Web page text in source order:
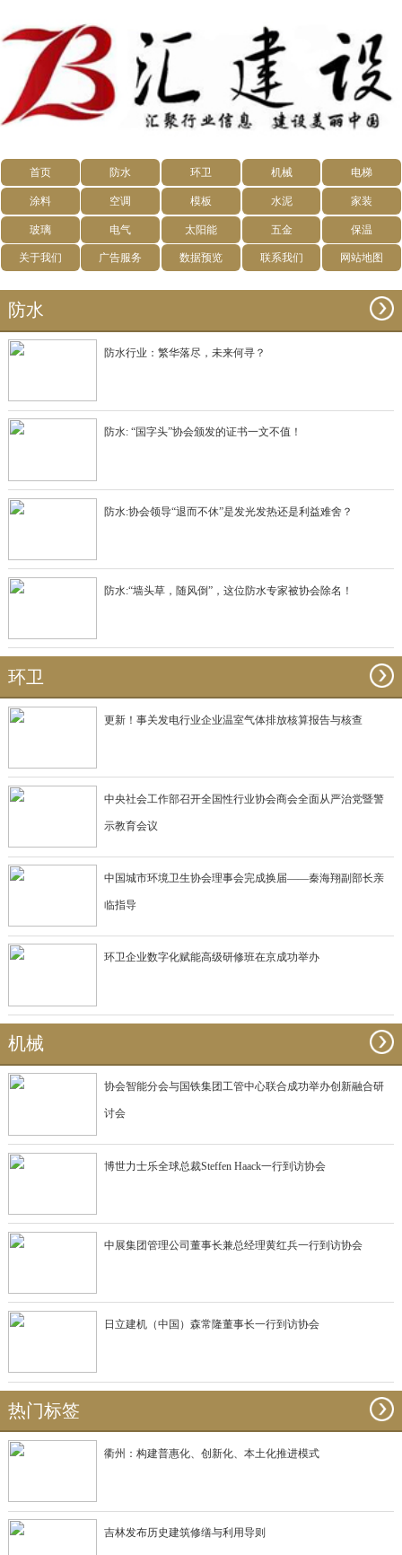
首页 防水 环卫 机械 电梯
涂料 空调 模板 水泥 家装
玻璃 电气 太阳能 五金 保温
关于我们 广告服务 数据预览 联系我们 网站地图
防水
防水行业：繁华落尽，未来何寻？
防水: “国字头”协会颁发的证书一文不值！
防水:协会领导“退而不休”是发光发热还是利益难舍？
防水:“墙头草，随风倒”，这位防水专家被协会除名！
环卫
更新！事关发电行业企业温室气体排放核算报告与核查
中央社会工作部召开全国性行业协会商会全面从严治党暨警
示教育会议
中国城市环境卫生协会理事会完成换届——秦海翔副部长亲
临指导
环卫企业数字化赋能高级研修班在京成功举办
机械
协会智能分会与国铁集团工管中心联合成功举办创新融合研
讨会
博世力士乐全球总裁Steffen Haack一行到访协会
中展集团管理公司董事长兼总经理黄红兵一行到访协会
日立建机（中国）森常隆董事长一行到访协会
热门标签
衢州：构建普惠化、创新化、本土化推进模式
吉林发布历史建筑修缮与利用导则